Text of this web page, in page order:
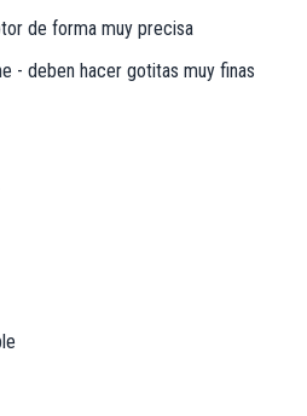
de forma muy precisa
- deben hacer gotitas muy finas